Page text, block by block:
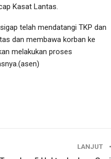
Kasat Lantas.
telah mendatangi TKP dan
dan membawa korban ke
melakukan proses
LANJUT